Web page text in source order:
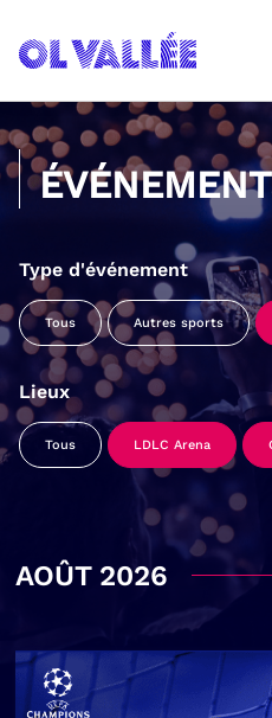
Type d'événement
Tous Autres sports
Lieux
Tous LDLC Arena
AOÛT 2026